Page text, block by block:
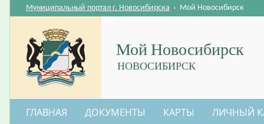
Мой Новосибирск
НОВОСИБИРСК
Муниципальный портал г. Новосибирска › Мой Новосибирск
ГЛАВНАЯ ДОКУМЕНТЫ КАРТЫ ЛИЧНЫЙ